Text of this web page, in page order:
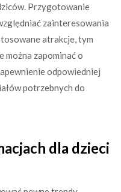
Przygotowanie
zainteresowania
atrakcje, tym
można zapominać o
odpowiedniej
potrzebnych do
dla dzieci